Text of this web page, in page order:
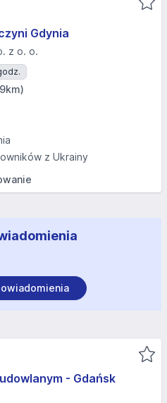
Gdynia
z o. o.
z Ukrainy
- Gdańsk